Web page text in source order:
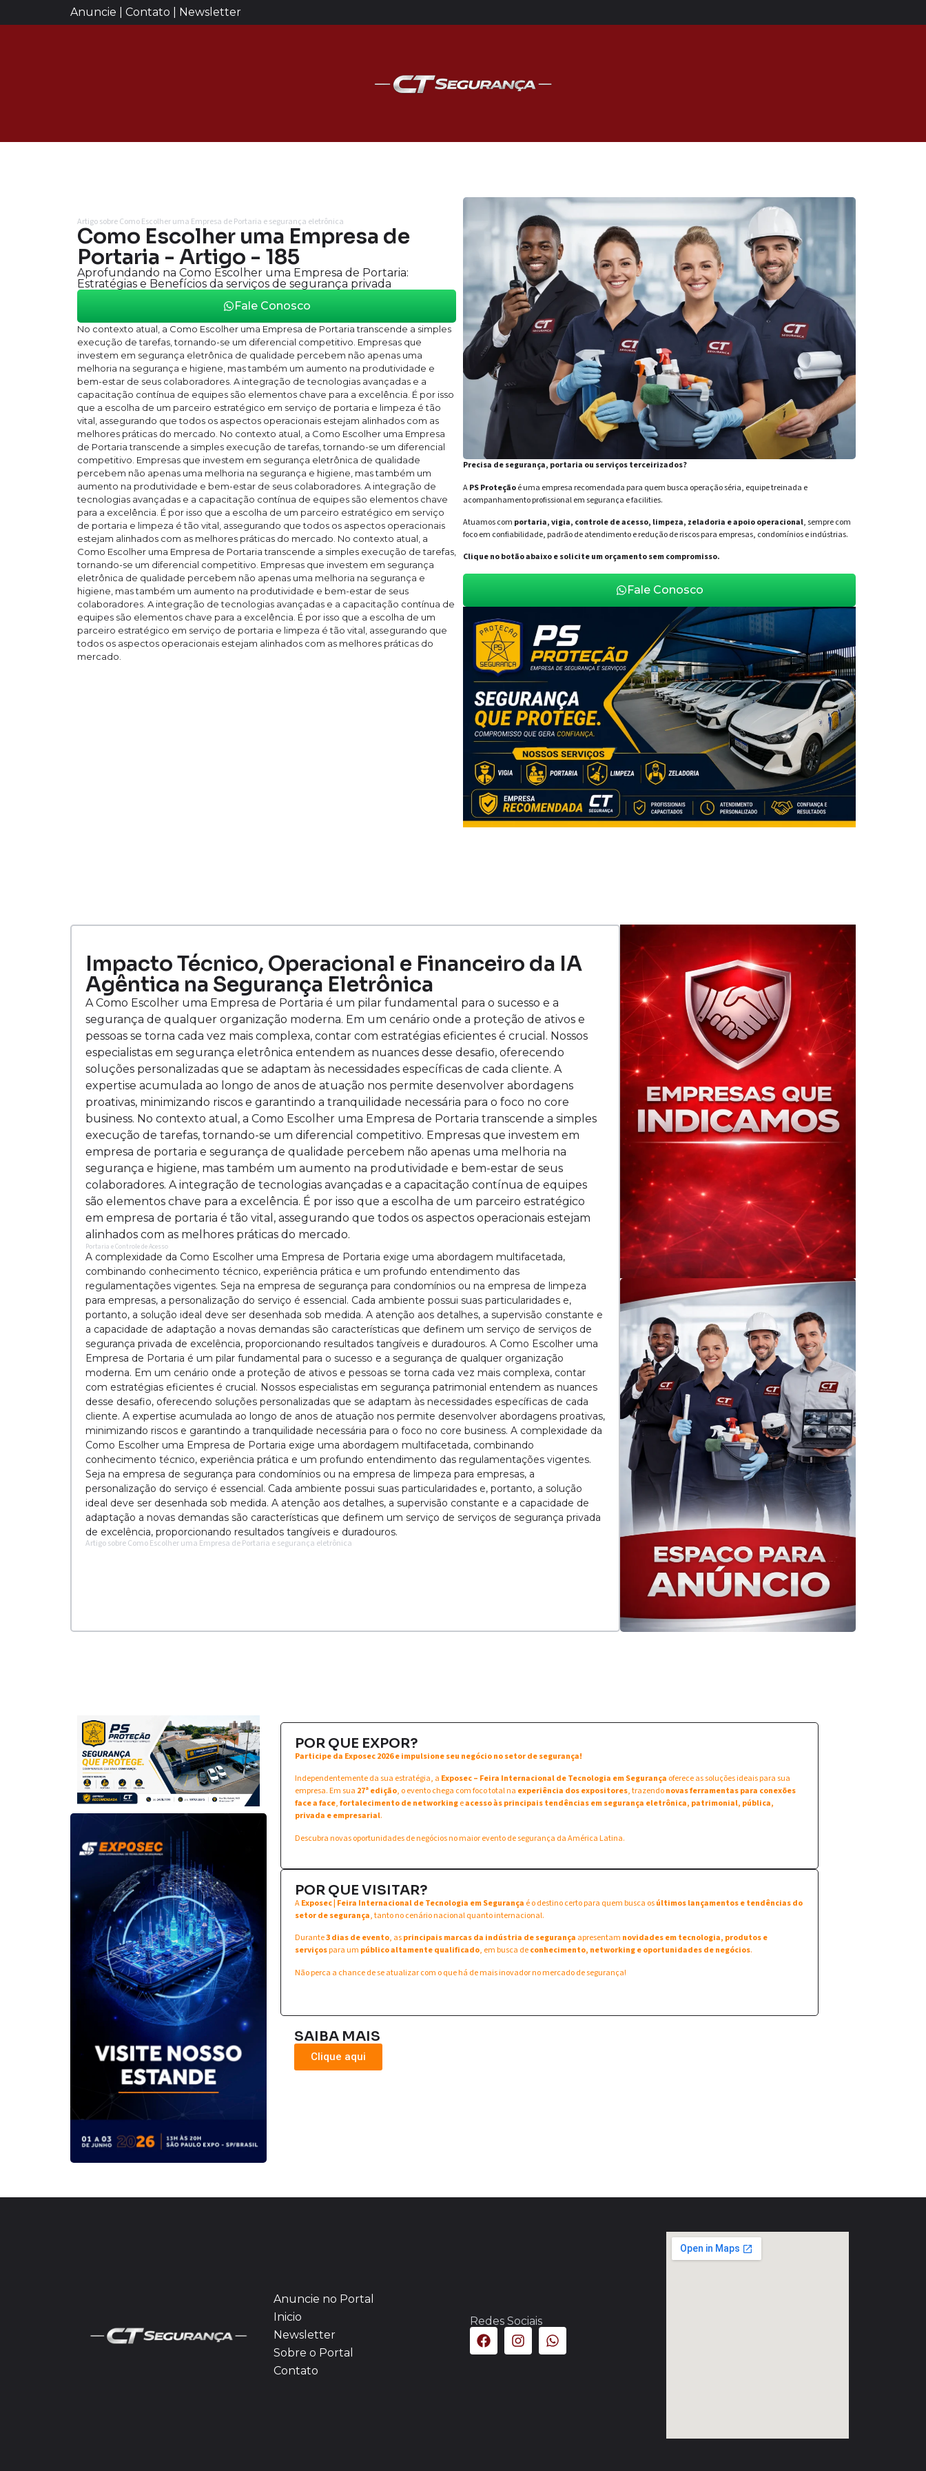
Anuncie | Contato | Newsletter
Artigo sobre Como Escolher uma Empresa de Portaria e segurança eletrônica
Como Escolher uma Empresa de
Portaria - Artigo - 185
Aprofundando na Como Escolher uma Empresa de Portaria:
Estratégias e Benefícios da serviços de segurança privada
Fale Conosco
No contexto atual, a Como Escolher uma Empresa de Portaria transcende a simples
execução de tarefas, tornando-se um diferencial competitivo. Empresas que
investem em segurança eletrônica de qualidade percebem não apenas uma
melhoria na segurança e higiene, mas também um aumento na produtividade e
bem-estar de seus colaboradores. A integração de tecnologias avançadas e a
capacitação contínua de equipes são elementos chave para a excelência. É por isso
que a escolha de um parceiro estratégico em serviço de portaria e limpeza é tão
vital, assegurando que todos os aspectos operacionais estejam alinhados com as
melhores práticas do mercado. No contexto atual, a Como Escolher uma Empresa
de Portaria transcende a simples execução de tarefas, tornando-se um diferencial
competitivo. Empresas que investem em segurança eletrônica de qualidade
percebem não apenas uma melhoria na segurança e higiene, mas também um
aumento na produtividade e bem-estar de seus colaboradores. A integração de
tecnologias avançadas e a capacitação contínua de equipes são elementos chave
para a excelência. É por isso que a escolha de um parceiro estratégico em serviço
de portaria e limpeza é tão vital, assegurando que todos os aspectos operacionais
estejam alinhados com as melhores práticas do mercado. No contexto atual, a
Como Escolher uma Empresa de Portaria transcende a simples execução de tarefas,
tornando-se um diferencial competitivo. Empresas que investem em segurança
eletrônica de qualidade percebem não apenas uma melhoria na segurança e
higiene, mas também um aumento na produtividade e bem-estar de seus
colaboradores. A integração de tecnologias avançadas e a capacitação contínua de
equipes são elementos chave para a excelência. É por isso que a escolha de um
parceiro estratégico em serviço de portaria e limpeza é tão vital, assegurando que
todos os aspectos operacionais estejam alinhados com as melhores práticas do
mercado.
Precisa de segurança, portaria ou serviços terceirizados?
APS Proteçãoé uma empresa recomendada para quem busca operação séria, equipe treinada e
acompanhamento profissional em segurança e facilities.
Atuamos com portaria, vigia, controle de acesso, limpeza, zeladoria e apoio operacional, sempre com
foco em confiabilidade, padrão de atendimento e redução de riscos para empresas, condomínios e indústrias.
Clique no botão abaixo e solicite um orçamento sem compromisso.
Fale Conosco
Impacto Técnico, Operacional e Financeiro da IA
Agêntica na Segurança Eletrônica
A Como Escolher uma Empresa de Portaria é um pilar fundamental para o sucesso e a
segurança de qualquer organização moderna. Em um cenário onde a proteção de ativos e
pessoas se torna cada vez mais complexa, contar com estratégias eficientes é crucial. Nossos
especialistas em segurança eletrônica entendem as nuances desse desafio, oferecendo
soluções personalizadas que se adaptam às necessidades específicas de cada cliente. A
expertise acumulada ao longo de anos de atuação nos permite desenvolver abordagens
proativas, minimizando riscos e garantindo a tranquilidade necessária para o foco no core
business. No contexto atual, a Como Escolher uma Empresa de Portaria transcende a simples
execução de tarefas, tornando-se um diferencial competitivo. Empresas que investem em
empresa de portaria e segurança de qualidade percebem não apenas uma melhoria na
segurança e higiene, mas também um aumento na produtividade e bem-estar de seus
colaboradores. A integração de tecnologias avançadas e a capacitação contínua de equipes
são elementos chave para a excelência. É por isso que a escolha de um parceiro estratégico
em empresa de portaria é tão vital, assegurando que todos os aspectos operacionais estejam
alinhados com as melhores práticas do mercado.
Portaria e Controle de Acesso
A complexidade da Como Escolher uma Empresa de Portaria exige uma abordagem multifacetada,
combinando conhecimento técnico, experiência prática e um profundo entendimento das
regulamentações vigentes. Seja na empresa de segurança para condomínios ou na empresa de limpeza
para empresas, a personalização do serviço é essencial. Cada ambiente possui suas particularidades e,
portanto, a solução ideal deve ser desenhada sob medida. A atenção aos detalhes, a supervisão constante e
a capacidade de adaptação a novas demandas são características que definem um serviço de serviços de
segurança privada de excelência, proporcionando resultados tangíveis e duradouros. A Como Escolher uma
Empresa de Portaria é um pilar fundamental para o sucesso e a segurança de qualquer organização
moderna. Em um cenário onde a proteção de ativos e pessoas se torna cada vez mais complexa, contar
com estratégias eficientes é crucial. Nossos especialistas em segurança patrimonial entendem as nuances
desse desafio, oferecendo soluções personalizadas que se adaptam às necessidades específicas de cada
cliente. A expertise acumulada ao longo de anos de atuação nos permite desenvolver abordagens proativas,
minimizando riscos e garantindo a tranquilidade necessária para o foco no core business. A complexidade da
Como Escolher uma Empresa de Portaria exige uma abordagem multifacetada, combinando
conhecimento técnico, experiência prática e um profundo entendimento das regulamentações vigentes.
Seja na empresa de segurança para condomínios ou na empresa de limpeza para empresas, a
personalização do serviço é essencial. Cada ambiente possui suas particularidades e, portanto, a solução
ideal deve ser desenhada sob medida. A atenção aos detalhes, a supervisão constante e a capacidade de
adaptação a novas demandas são características que definem um serviço de serviços de segurança privada
de excelência, proporcionando resultados tangíveis e duradouros.
Artigo sobre Como Escolher uma Empresa de Portaria e segurança eletrônica
POR QUE EXPOR?
Participe da Exposec 2026 e impulsione seu negócio no setor de segurança!
Independentemente da sua estratégia, a Exposec – Feira Internacional de Tecnologia em Segurança oferece as soluções ideais para sua
empresa. Em sua 27ª edição, o evento chega com foco total na experiência dos expositores, trazendonovas ferramentas para conexões
face a face,fortalecimento de networkingeacesso às principais tendências em segurança eletrônica, patrimonial, pública,
privada e empresarial.
Descubra novas oportunidades de negócios no maior evento de segurança da América Latina.
POR QUE VISITAR?
AExposec | Feira Internacional de Tecnologia em Segurança é o destino certo para quem busca osúltimos lançamentos e tendências do
setor de segurança, tanto no cenário nacional quanto internacional.
Durante3 dias de evento, asprincipais marcas da indústria de segurança apresentam novidades em tecnologia, produtos e
serviçospara um público altamente qualificado, em busca deconhecimento, networking e oportunidades de negócios.
Não perca a chance de se atualizar com o que há de mais inovador no mercado de segurança!
SAIBA MAIS
Clique aqui
Anuncie no Portal
Inicio
Newsletter
Sobre o Portal
Contato
Redes Sociais